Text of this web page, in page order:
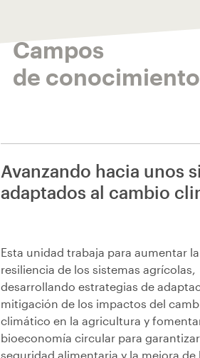
Campos
de conocimiento
Avanzando hacia unos
adaptados al cambio
Esta unidad trabaja para aumentar la
resiliencia de los sistemas agrícolas,
desarrollando estrategias de
mitigación de los impactos del
climático en la agricultura y
bioeconomía circular para
seguridad alimentaria y la mejora de